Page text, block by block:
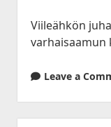
Viileähkön
varhaisaamun
Leave a